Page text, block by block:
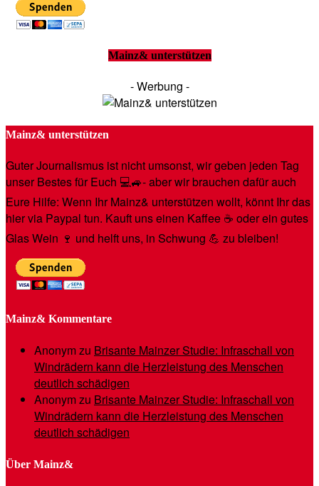
Mainz& unterstützen
- Werbung -
Mainz& unterstützen
Guter Journalismus ist nicht umsonst, wir geben jeden Tag
unser Bestes für Euch 💻🚙- aber wir brauchen dafür auch
Eure Hilfe: Wenn Ihr Mainz& unterstützen wollt, könnt Ihr das
hier via Paypal tun. Kauft uns einen Kaffee ☕️ oder ein gutes
Glas Wein 🍷 und helft uns, in Schwung 💪 zu bleiben!
Mainz& Kommentare
Anonymzu Brisante Mainzer Studie: Infraschall von
Windrädern kann die Herzleistung des Menschen
deutlich schädigen
Anonymzu Brisante Mainzer Studie: Infraschall von
Windrädern kann die Herzleistung des Menschen
deutlich schädigen
Über Mainz&